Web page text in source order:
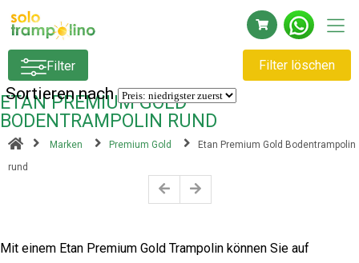
Marken Premium Gold
Etan Premium Gold Bodentrampolin
rund
Filter löschen
Filter
ETAN PREMIUM GOLD
BODENTRAMPOLIN RUND
Sortieren nach
Mit einem Etan Premium Gold Trampolin können Sie auf